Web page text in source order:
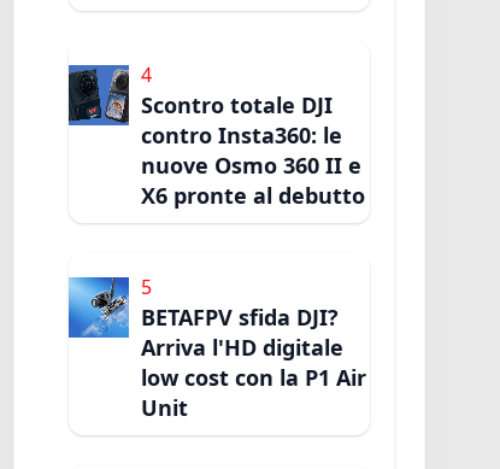
4
Scontro totale DJI
contro Insta360: le
nuove Osmo 360 II e
X6 pronte al debutto
5
BETAFPV sfida DJI?
Arriva l'HD digitale
low cost con la P1 Air
Unit